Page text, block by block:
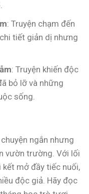
: Truyện chạm đến
tiết giản dị nhưng
: Truyện khiến độc
bỏ lỡ và những
sống.
ngắn nhưng
vườn trường. Với lối
kết mở đầy tiếc nuối,
độc giả. Hãy đọc